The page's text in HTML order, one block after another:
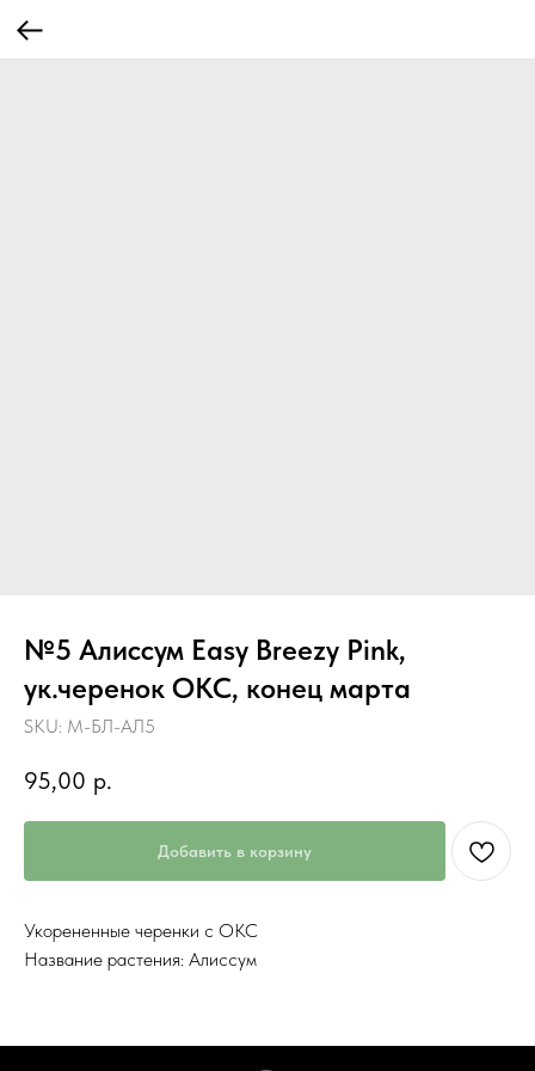
№5 Алиссум Easy Breezy Pink,
ук.черенок ОКС, конец марта
SKU: М-БЛ-АЛ5
95,00 р.
Добавить в корзину
Укорененные черенки с ОКС
Название растения: Алиссум